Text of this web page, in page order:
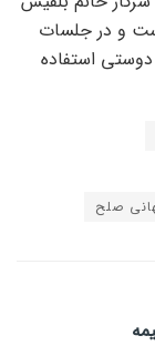
و در جلسات
استفاده
صلح